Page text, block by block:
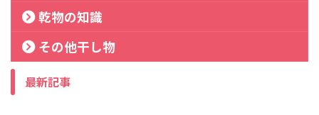
乾物の知識
その他干し物
最新記事